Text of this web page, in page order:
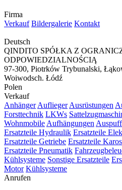
Firma
Verkauf Bildergalerie Kontakt
Deutsch
QINDITO SPÓŁKA Z
ODPOWIEDZIALNOŚCIĄ
97-300, Piotrków Trybunalski,
Woiwodsch. Łódź
Polen
Verkauf
Anhänger Auflieger Ausrüstungen
Forsttechnik LKWs
Wohnmobile Aufhängungen
Ersatzteile Hydraulik Ersatzteile
Ersatzteile Getriebe Ersatzteile
Ersatzteile Pneumatik
Kühlsysteme Sonstige Ersatzteile
Motor Kühlsysteme
Anrufen